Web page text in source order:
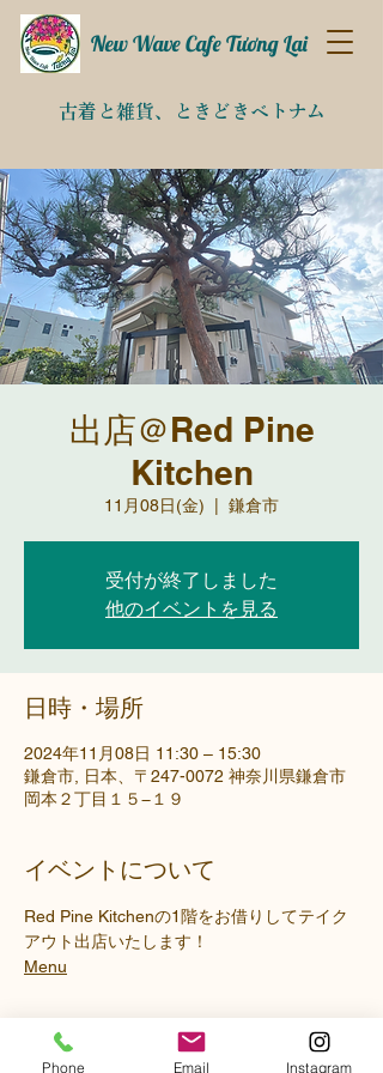
New Wave Cafe Tương Lai
古着と雑貨、 ​ときどきベトナム​
出店＠Red Pine
Kitchen
11月08日(金) 鎌倉市
受付が終了しました
他のイベントを見る
日時・場所
2024年11月08日 11:30 – 15:30
鎌倉市, 日本、〒247-0072 神奈川県鎌倉市
岡本２丁目１５−１９
イベントについて
Red Pine Kitchenの1階をお借りしてテイク
アウト出店いたします！
Menu
Phone Email Instagram